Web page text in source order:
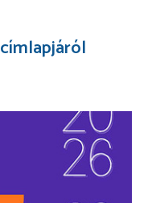
címlapjáról